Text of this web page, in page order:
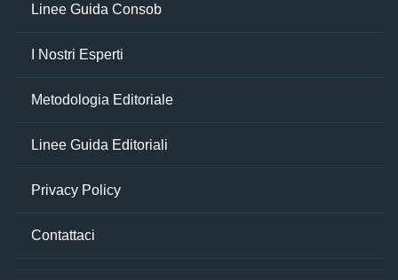
Linee Guida Consob
I Nostri Esperti
Metodologia Editoriale
Linee Guida Editoriali
Privacy Policy
Contattaci